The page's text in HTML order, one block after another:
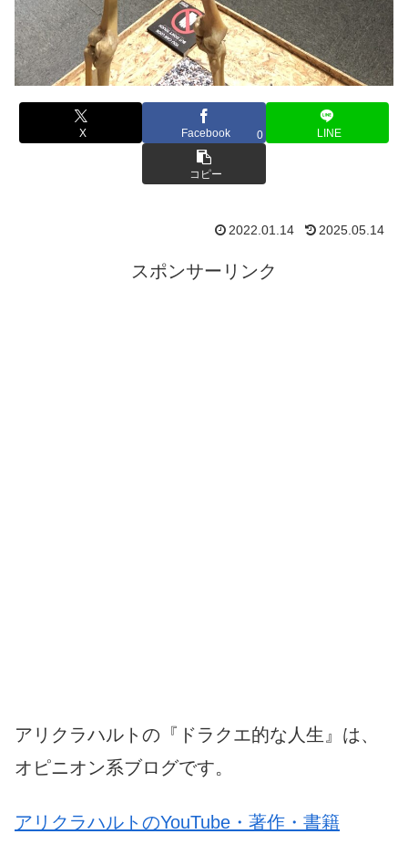
X Facebook 0 LINE
コピー
2022.01.14 2025.05.14
スポンサーリンク
アリクラハルトの『ドラクエ的な人生』は、
オピニオン系ブログです。
アリクラハルトのYouTube・著作・書籍